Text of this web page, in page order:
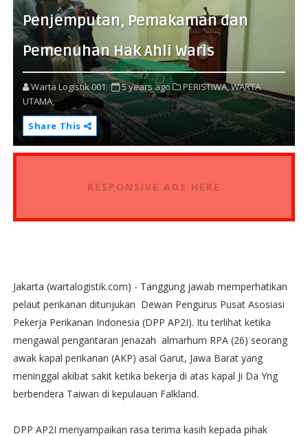
Penjemputan, Pemakaman dan
Pemenuhan Hak Ahli Waris
Warta Logistik 001 5 years ago PERISTIWA,WARTA
UTAMA,
Share This
RESPONSIVE ADS HERE
Jakarta (wartalogistik.com) - Tanggung jawab memperhatikan
pelaut perikanan ditunjukan Dewan Pengurus Pusat Asosiasi
Pekerja Perikanan Indonesia (DPP AP2I). Itu terlihat ketika
mengawal pengantaran jenazah almarhum RPA (26) seorang
awak kapal perikanan (AKP) asal Garut, Jawa Barat yang
meninggal akibat sakit ketika bekerja di atas kapal Ji Da Yng
berbendera Taiwan di kepulauan Falkland.
DPP AP2I menyampaikan rasa terima kasih kepada pihak